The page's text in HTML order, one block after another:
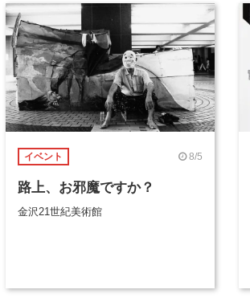
イベント 8/5
路上、お邪魔ですか？
金沢21世紀美術館